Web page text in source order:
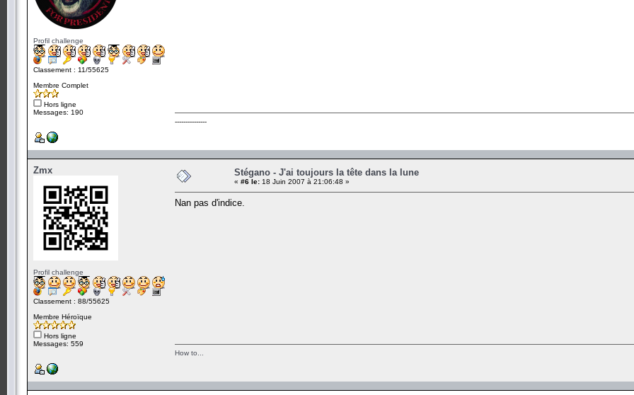
Profil challenge
Classement : 11/55625
Membre Complet
Hors ligne
Messages: 190
---------------
Zmx
Profil challenge
Classement : 88/55625
Membre Héroïque
Hors ligne
Messages: 559
Stégano - J'ai toujours la tête dans la lune
« #6 le: 18 Juin 2007 à 21:06:48 »
Nan pas d'indice.
How to...